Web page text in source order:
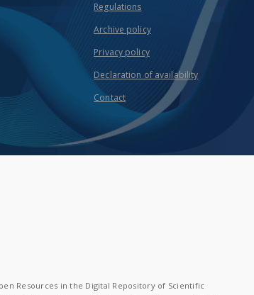
Regulations
Archive policy
Privacy policy
Declaration of availability
Contact
Resources in the Digital Repository of Scientific